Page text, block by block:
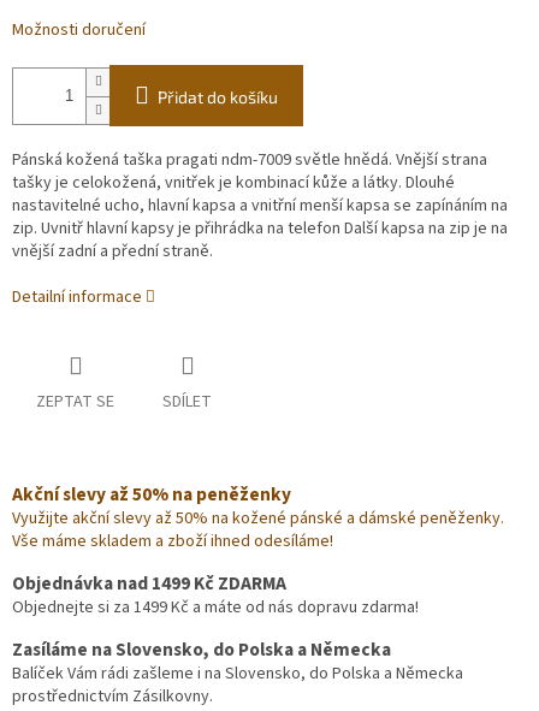
Možnosti doručení
Přidat do košíku
Pánská kožená taška pragati ndm-7009 světle hnědá. Vnější strana
tašky je celokožená, vnitřek je kombinací kůže a látky. Dlouhé
nastavitelné ucho, hlavní kapsa a vnitřní menší kapsa se zapínáním na
zip. Uvnitř hlavní kapsy je přihrádka na telefon Další kapsa na zip je na
vnější zadní a přední straně.
Detailní informace
ZEPTAT SE SDÍLET
Akční slevy až 50% na peněženky
Využijte akční slevy až 50% na kožené pánské a dámské peněženky.
Vše máme skladem a zboží ihned odesíláme!
Objednávka nad 1499 Kč ZDARMA
Objednejte si za 1499 Kč a máte od nás dopravu zdarma!
Zasíláme na Slovensko, do Polska a Německa
Balíček Vám rádi zašleme i na Slovensko, do Polska a Německa
prostřednictvím Zásilkovny.